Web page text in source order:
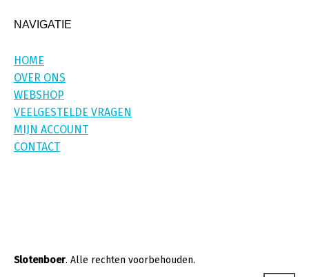
NAVIGATIE
HOME
OVER ONS
WEBSHOP
VEELGESTELDE VRAGEN
MIJN ACCOUNT
CONTACT
Slotenboer. Alle rechten voorbehouden.